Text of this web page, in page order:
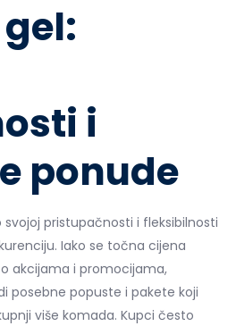
i
ponude
pristupačnosti i fleksibilnosti
Iako se točna cijena
akcijama i promocijama,
posebne popuste i pakete koji
više komada. Kupci često